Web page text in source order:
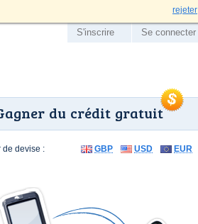
rejeter
du crédit gratuit
S'inscrire Se connecter
de devise : GBP USD EUR